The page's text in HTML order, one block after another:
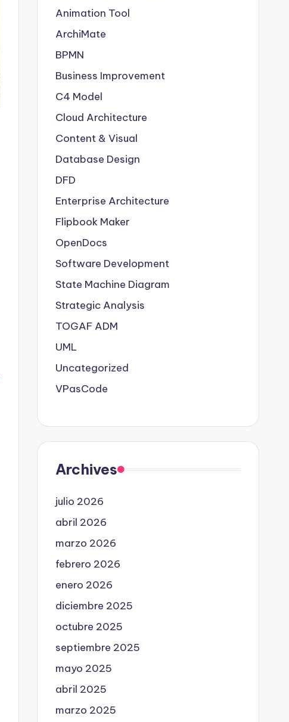
Animation Tool
ArchiMate
BPMN
Business Improvement
C4 Model
Cloud Architecture
Content & Visual
Database Design
DFD
Enterprise Architecture
Flipbook Maker
OpenDocs
Software Development
State Machine Diagram
Strategic Analysis
TOGAF ADM
UML
Uncategorized
VPasCode
Archives
julio 2026
abril 2026
marzo 2026
febrero 2026
enero 2026
diciembre 2025
octubre 2025
septiembre 2025
mayo 2025
abril 2025
marzo 2025